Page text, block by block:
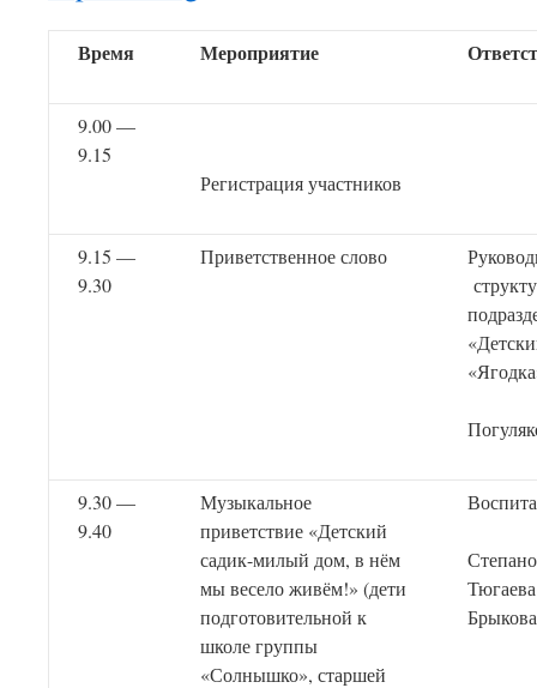
Время Мероприятие
9.00 —
9.15
Регистрация участников
9.15 —
9.30
Приветственное слово
9.30 —
9.40
Музыкальное
приветствие «Детский
садик-милый дом, в нём
мы весело живём!» (дети
подготовительной к
школе группы
«Солнышко», старшей